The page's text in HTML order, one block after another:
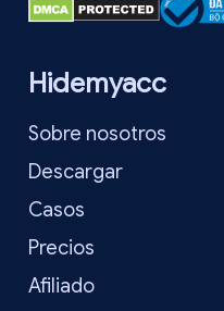
Hidemyacc
Sobre nosotros
Descargar
Casos
Precios
Afiliado